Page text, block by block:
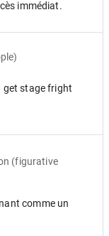
immédiat.
get stage fright
(figurative
comme un